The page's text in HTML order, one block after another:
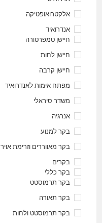
אלקטרואופטיקה
אנדרואיד
חיישן טמפרטורה
חיישן לחות
חיישן קרבה
מפתח אימות לאנדרואיד
משדר סיראלי
אנרגיה
בקר למנוע
בקר מאווררים וזרימת אויר
בקרים
בקר כללי
בקר תרמוסטט
בקר תאורה
בקר תרמוסטט ולחות